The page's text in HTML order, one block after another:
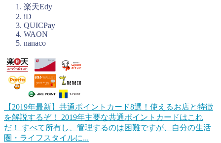
楽天Edy
iD
QUICPay
WAON
nanaco
【2019年最新】共通ポイントカード8選！使えるお店と特徴
を解説するぞ！
2019年主要な共通ポイントカードはこれ
だ！ すべて所有し、管理するのは困難ですが、自分の生活
圏・ライフスタイルに...